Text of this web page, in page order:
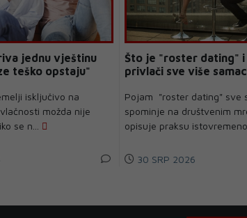
jednu vještinu
teško opstaju"
isključivo na
možda nije
se n...
Što je "roster dating" i
privlači sve više
Pojam "roster dating" sve
spominje na društvenim
opisuje praksu
30 SRP 2026